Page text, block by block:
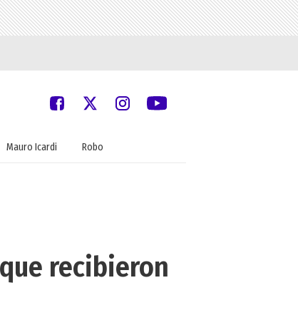
Mauro Icardi Robo
recibieron